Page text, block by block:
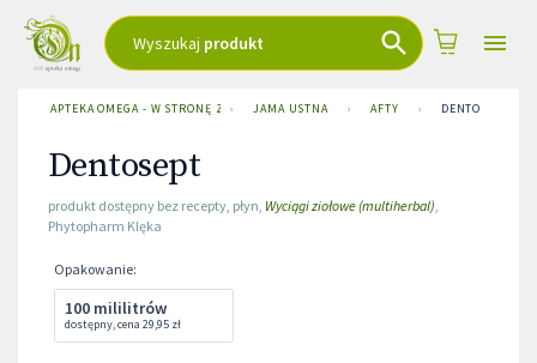
Wyszukaj produkt
APTEKA OMEGA - W STRONĘ ZDROWIA
› JAMA USTNA › AFTY › DENTOSEPT
Dentosept
produkt dostępny bez recepty, płyn, Wyciągi ziołowe (multiherbal),
Phytopharm Klęka
Opakowanie:
100 mililitrów
dostępny,cena 29,95 zł